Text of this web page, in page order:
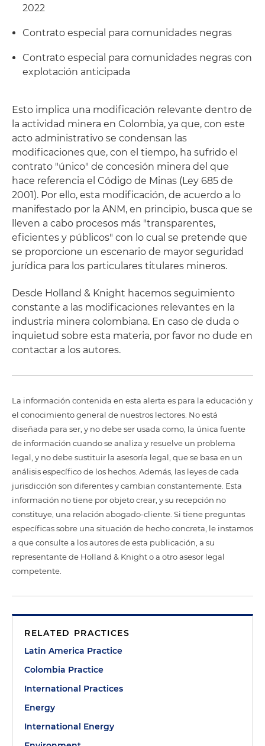
2022
Contrato especial para comunidades negras
Contrato especial para comunidades negras con
explotación anticipada
Esto implica una modificación relevante dentro de
la actividad minera en Colombia, ya que, con este
acto administrativo se condensan las
modificaciones que, con el tiempo, ha sufrido el
contrato "único" de concesión minera del que
hace referencia el Código de Minas (Ley 685 de
2001). Por ello, esta modificación, de acuerdo a lo
manifestado por la ANM, en principio, busca que se
lleven a cabo procesos más "transparentes,
eficientes y públicos" con lo cual se pretende que
se proporcione un escenario de mayor seguridad
jurídica para los particulares titulares mineros.
Desde Holland & Knight hacemos seguimiento
constante a las modificaciones relevantes en la
industria minera colombiana. En caso de duda o
inquietud sobre esta materia, por favor no dude en
contactar a los autores.
La información contenida en esta alerta es para la educación y
el conocimiento general de nuestros lectores. No está
diseñada para ser, y no debe ser usada como, la única fuente
de información cuando se analiza y resuelve un problema
legal, y no debe sustituir la asesoría legal, que se basa en un
análisis específico de los hechos. Además, las leyes de cada
jurisdicción son diferentes y cambian constantemente. Esta
información no tiene por objeto crear, y su recepción no
constituye, una relación abogado-cliente. Si tiene preguntas
específicas sobre una situación de hecho concreta, le instamos
a que consulte a los autores de esta publicación, a su
representante de Holland & Knight o a otro asesor legal
competente.
RELATED PRACTICES
Latin America Practice
Colombia Practice
International Practices
Energy
International Energy